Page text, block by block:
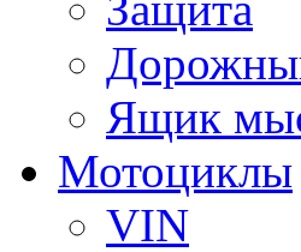
Ящик
Мотоциклы
VIN